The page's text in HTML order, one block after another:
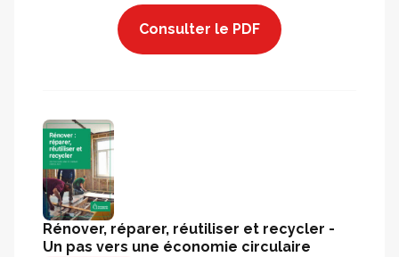
Consulter le PDF
Rénover, réparer, réutiliser et recycler -
Un pas vers une économie circulaire